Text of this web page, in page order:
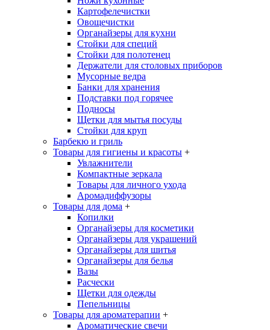
Картофелечистки
Овощечистки
Органайзеры для кухни
Стойки для специй
Стойки для полотенец
Держатели для столовых приборов
Мусорные ведра
Банки для хранения
Подставки под горячее
Подносы
Щетки для мытья посуды
Стойки для круп
Барбекю и гриль
Товары для гигиены и красоты +
Увлажнители
Компактные зеркала
Товары для личного ухода
Аромадиффузоры
Товары для дома +
Копилки
Органайзеры для косметики
Органайзеры для украшений
Органайзеры для шитья
Органайзеры для белья
Вазы
Расчески
Щетки для одежды
Пепельницы
Товары для ароматерапии +
Ароматические свечи